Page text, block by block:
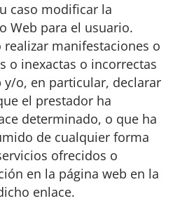
caso modificar la
Web para el usuario.
manifestaciones o
o inexactas o incorrectas
y/o, en particular, declarar
el prestador ha
determinado, o que ha
de cualquier forma
ofrecidos o
en la página web en la
enlace.